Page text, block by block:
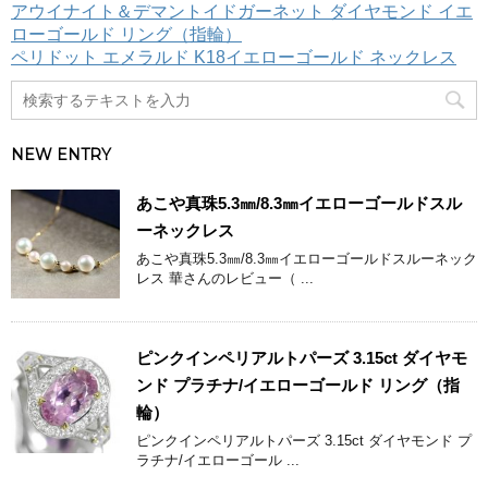
アウイナイト＆デマントイドガーネット ダイヤモンド イエ
ローゴールド リング（指輪）
ペリドット エメラルド K18イエローゴールド ネックレス
NEW ENTRY
あこや真珠5.3㎜/8.3㎜イエローゴールドスル
ーネックレス
あこや真珠5.3㎜/8.3㎜イエローゴールドスルーネック
レス 華さんのレビュー（ ...
ピンクインペリアルトパーズ 3.15ct ダイヤモ
ンド プラチナ/イエローゴールド リング（指
輪）
ピンクインペリアルトパーズ 3.15ct ダイヤモンド プ
ラチナ/イエローゴール ...